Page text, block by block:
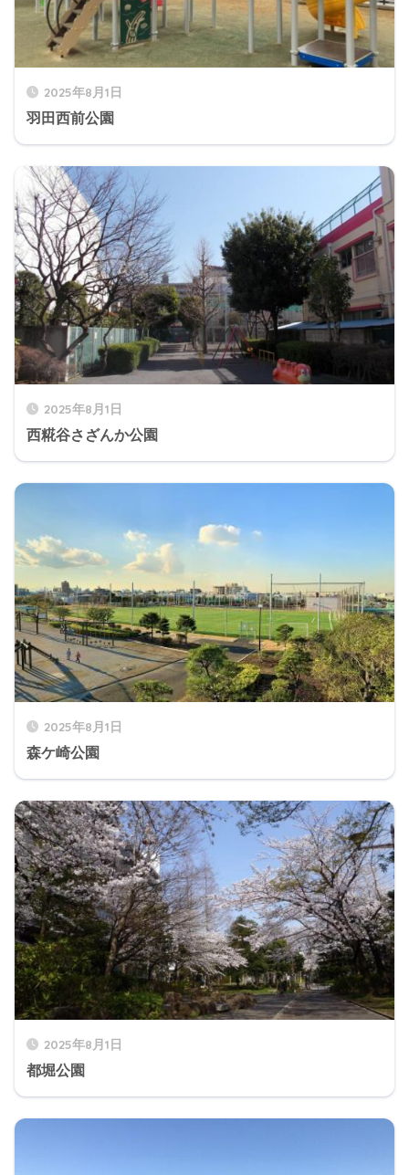
2025年8月1日
羽田西前公園
2025年8月1日
西糀谷さざんか公園
2025年8月1日
森ケ崎公園
2025年8月1日
都堀公園